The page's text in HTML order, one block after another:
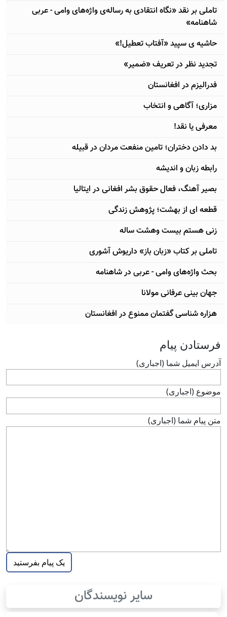
تاملی بر نقد «نگاه انتقادی به رساله‌ی واژه‌های وامی - عربی
شاهنامه»
حاشیه ی سپید «آفتاب تعطیل!»
تجدید نظر در تعریف «ضمیر»
فدراليزم در افغانستان
مزاری؛ آگاهی و انتخاب
معرفی یا نقد!
بد دادن دختران؛ تامین منفعت مردان در قبیله
رابطه زبان و اندیشه
بصیر آهنگ، فعال حقوق بشر افغانی در ایتالیا
قطعه ای از بهشت؛ پژوهش زندگی
زنی هستم بیست وهشت ساله
تاملی بر کتاب «زبان باز» داریوش آشوری
بحث واژه‌های وامی - عربی در شاهنامه
جهان بینی عرفانی مولانا
هزاره شناسی گفتمان ممنوع در افغانستان
فرستادن پيام
آدرس ايميل شما (اجباری)
موضوع (اجباری)
متن پيام شما (اجباری)
سایر نویسندگان